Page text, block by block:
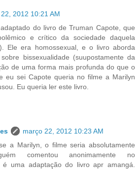
2012 10:21 AM
do livro de Truman Capote, que
e crítico da sociedade daquela
Ele era homossexual, e o livro aborda
bissexualidade (suupostamente da
de uma forma mais profunda do que o
eu sei Capote queria no filme a Marilyn
Eu queria ler este livro.
março 22, 2012 10:23 AM
a Marilyn, o filme seria absolutamente
comentou anonimamente no
é uma adaptação do livro apr amangá.